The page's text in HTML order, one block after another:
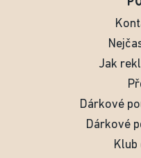
Jak
Dárkové
Dárkové
Klub